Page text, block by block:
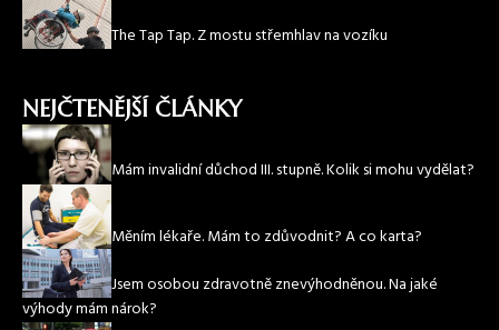
The Tap Tap. Z mostu střemhlav na vozíku
NEJČTENĚJŠÍ ČLÁNKY
Mám invalidní důchod III. stupně. Kolik si mohu vydělat?
Měním lékaře. Mám to zdůvodnit? A co karta?
Jsem osobou zdravotně znevýhodněnou. Na jaké
výhody mám nárok?